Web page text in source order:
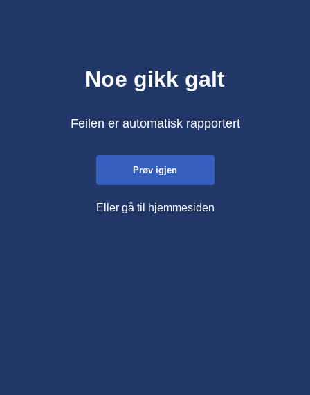
Noe gikk galt
Feilen er automatisk rapportert
Prøv igjen
Eller gå til hjemmesiden